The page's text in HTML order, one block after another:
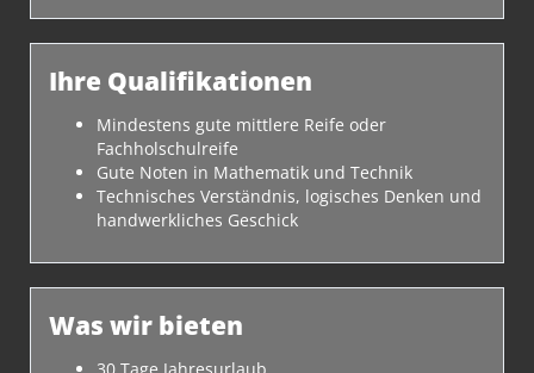
Ihre Qualifikationen
Mindestens gute mittlere Reife oder
Fachholschulreife
Gute Noten in Mathematik und Technik
Technisches Verständnis, logisches Denken und
handwerkliches Geschick
Was wir bieten